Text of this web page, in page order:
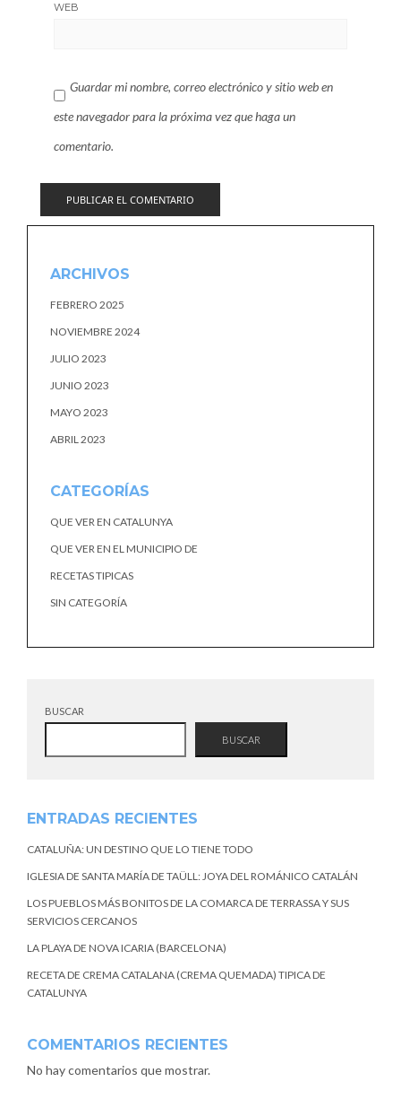
WEB
Guardar mi nombre, correo electrónico y sitio web en
este navegador para la próxima vez que haga un
comentario.
ARCHIVOS
FEBRERO 2025
NOVIEMBRE 2024
JULIO 2023
JUNIO 2023
MAYO 2023
ABRIL 2023
CATEGORÍAS
QUE VER EN CATALUNYA
QUE VER EN EL MUNICIPIO DE
RECETAS TIPICAS
SIN CATEGORÍA
BUSCAR
BUSCAR
ENTRADAS RECIENTES
CATALUÑA: UN DESTINO QUE LO TIENE TODO
IGLESIA DE SANTA MARÍA DE TAÜLL: JOYA DEL ROMÁNICO CATALÁN
LOS PUEBLOS MÁS BONITOS DE LA COMARCA DE TERRASSA Y SUS
SERVICIOS CERCANOS
LA PLAYA DE NOVA ICARIA (BARCELONA)
RECETA DE CREMA CATALANA (CREMA QUEMADA) TIPICA DE
CATALUNYA
COMENTARIOS RECIENTES
No hay comentarios que mostrar.